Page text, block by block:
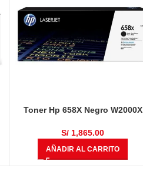
Toner Hp 658X Negro W2000X
S/ 1,865.00
AÑADIR AL CARRITO